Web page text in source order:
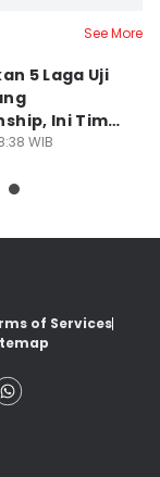
See More
5 Laga Uji
Ini Tim
WIB
of Services